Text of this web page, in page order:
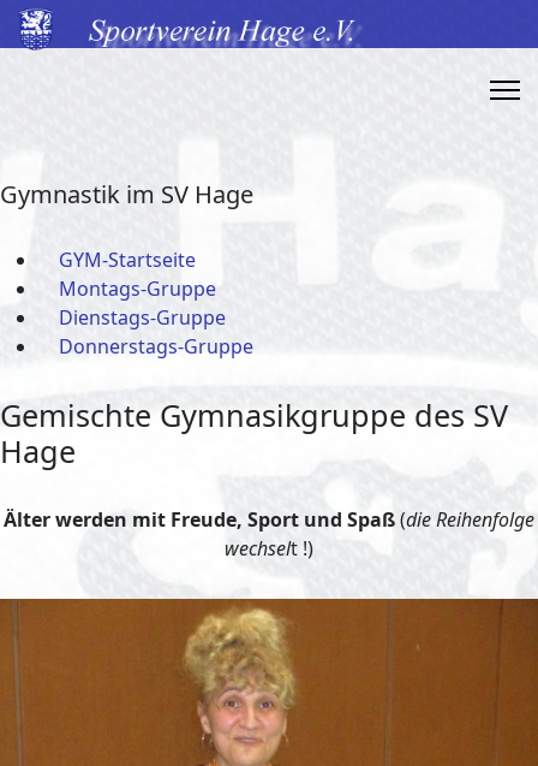
Gymnastik im SV Hage
GYM-Startseite
Montags-Gruppe
Dienstags-Gruppe
Donnerstags-Gruppe
Gemischte Gymnasikgruppe des SV
Hage
Älter werden mit Freude, Sport und Spaß(die Reihenfolge
wechselt !)